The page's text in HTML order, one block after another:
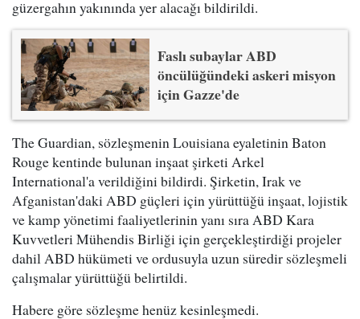
güzergahın yakınında yer alacağı bildirildi.
Faslı subaylar ABD
öncülüğündeki askeri misyon
için Gazze'de
The Guardian, sözleşmenin Louisiana eyaletinin Baton
Rouge kentinde bulunan inşaat şirketi Arkel
International'a verildiğini bildirdi. Şirketin, Irak ve
Afganistan'daki ABD güçleri için yürüttüğü inşaat, lojistik
ve kamp yönetimi faaliyetlerinin yanı sıra ABD Kara
Kuvvetleri Mühendis Birliği için gerçekleştirdiği projeler
dahil ABD hükümeti ve ordusuyla uzun süredir sözleşmeli
çalışmalar yürüttüğü belirtildi.
Habere göre sözleşme henüz kesinleşmedi.